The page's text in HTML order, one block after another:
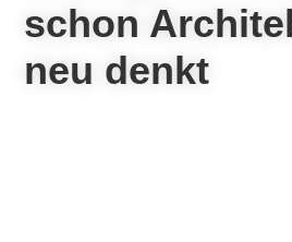
schon
neu denkt